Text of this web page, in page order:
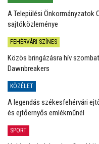
A Települési Önkormányzatok
sajtóközleménye
FEHÉRVÁRI SZÍNES
Közös bringázásra hív
Dawnbreakers
KÖZÉLET
A legendás székesfehérvári
és ejtőernyős emlékműnél
SPORT